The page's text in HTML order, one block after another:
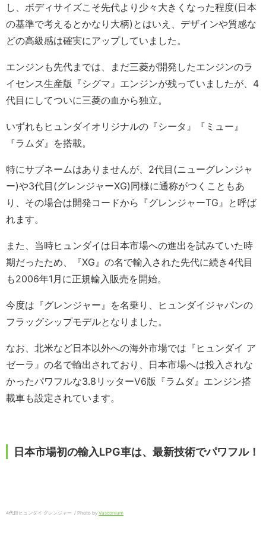
し、ボディサイズこそ先代より少々大きくなった程度(日本
の基準で考えるとかなり大柄)とはいえ、デザインや質感な
どの高級感は確実にアップしていました。
エンジンも先代までは、まだ三菱が開発したエンジンのラ
イセンス生産版『シグマ』エンジンが残っていましたが、4
代目にしてついに三菱の血から独立。
いずれもヒュンダイオリジナルの『シータ』『ミュー』
『ラムダ』を搭載。
特にサブネームはありませんが、2代目(ニューグレンジャ
ー)や3代目(グレンジャーXG)同様に通称がつくこともあ
り、その場合は開発コードから『グレンジャーTG』と呼ば
れます。
また、当時ヒュンダイは日本市場への進出を試みていた時
期だったため、『XG』の名で輸入された先代に続き4代目
も2006年1月に正規輸入販売を開始。
今度は『グレンジャー』を名乗り、ヒュンダイジャパンの
フラッグシップモデルとなりました。
なお、北米など日本以外への海外市場では『ヒュンダイ ア
ゼーラ』の名で輸出されており、日本市場へは投入されな
かったパワフルな3.8リッターV6版『ラムダ』エンジン搭
載車も設定されています。
日本市場初の輸入LPG車は、最新技術でパワフル！
4代目ヒュンダイ グレンジャー / Photo by Vasconium